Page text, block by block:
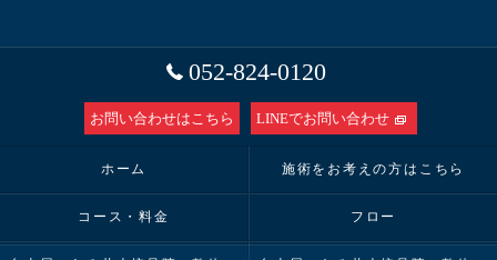
052-824-0120
お問い合わせはこちら LINEでお問い合わせ
ホーム 施術をお考えの方はこちら
コース・料金 フロー